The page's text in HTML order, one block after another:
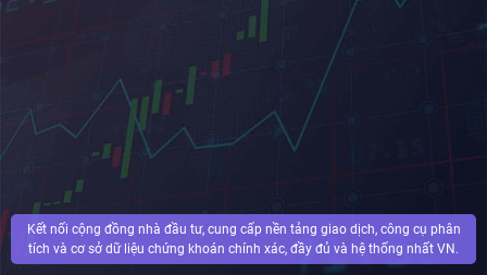
Kết nối cộng đồng nhà đầu tư, cung cấp nền tảng giao dịch, công cụ phân
tích và cơ sở dữ liệu chứng khoán chính xác, đầy đủ và hệ thống nhất VN.